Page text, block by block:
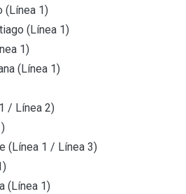
(Línea 1)
(Línea 1)
1)
(Línea 1)
/ Línea 2)
(Línea 1 / Línea 3)
(Línea 1)